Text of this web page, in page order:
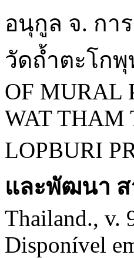
อนุกูล จ. กา
วัดถ้ำตะโกพุ
OF MURAL
WAT THAM
LOPBURI
และพัฒนา
Thailand., v.
Disponível